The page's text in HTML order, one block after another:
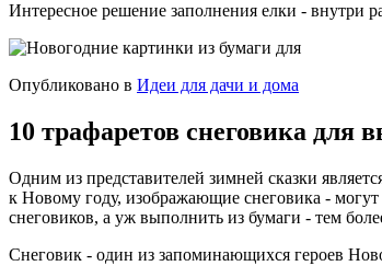
Интересное решение заполнения елки - внутри
Опубликовано в Идеи для дачи и дома
10 трафаретов снеговика для
Одним из представителей зимней сказки
к Новому году, изображающие снеговика -
снеговиков, а уж выполнить из бумаги - тем
Снеговик - один из запоминающихся героев